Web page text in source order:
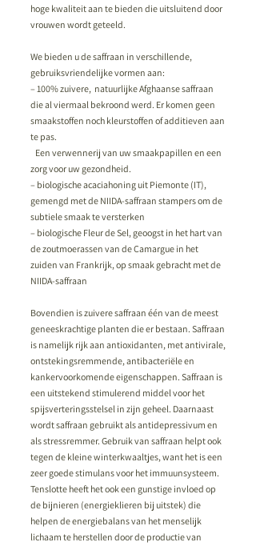
hoge kwaliteit aan te bieden die uitsluitend door
vrouwen wordt geteeld.
We bieden u de saffraan in verschillende,
gebruiksvriendelijke vormen aan:
– 100% zuivere, natuurlijke Afghaanse saffraan
die al viermaal bekroond werd. Er komen geen
smaakstoffen noch kleurstoffen of additieven aan
te pas.
Een verwennerij van uw smaakpapillen en een
zorg voor uw gezondheid.
– biologische acaciahoning uit Piemonte (IT),
gemengd met de NIIDA-saffraan stampers om de
subtiele smaak te versterken
– biologische Fleur de Sel, geoogst in het hart van
de zoutmoerassen van de Camargue in het
zuiden van Frankrijk, op smaak gebracht met de
NIIDA-saffraan
Bovendien is zuivere saffraan één van de meest
geneeskrachtige planten die er bestaan. Saffraan
is namelijk rijk aan antioxidanten, met antivirale,
ontstekingsremmende, antibacteriële en
kankervoorkomende eigenschappen. Saffraan is
een uitstekend stimulerend middel voor het
spijsverteringsstelsel in zijn geheel. Daarnaast
wordt saffraan gebruikt als antidepressivum en
als stressremmer. Gebruik van saffraan helpt ook
tegen de kleine winterkwaaltjes, want het is een
zeer goede stimulans voor het immuunsysteem.
Tenslotte heeft het ook een gunstige invloed op
de bijnieren (energieklieren bij uitstek) die
helpen de energiebalans van het menselijk
lichaam te herstellen door de productie van